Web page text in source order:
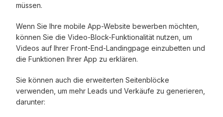
müssen.
Wenn Sie Ihre mobile App-Website bewerben möchten,
können Sie die Video-Block-Funktionalität nutzen, um
Videos auf Ihrer Front-End-Landingpage einzubetten und
die Funktionen Ihrer App zu erklären.
Sie können auch die erweiterten Seitenblöcke
verwenden, um mehr Leads und Verkäufe zu generieren,
darunter: